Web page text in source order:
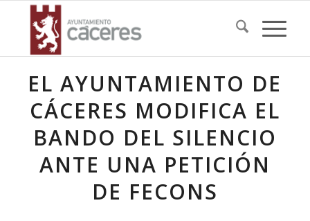
EL AYUNTAMIENTO DE
CÁCERES MODIFICA EL
BANDO DEL SILENCIO
ANTE UNA PETICIÓN
DE FECONS